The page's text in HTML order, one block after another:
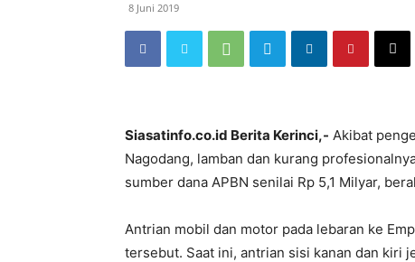
8 Juni 2019
Siasatinfo.co.id Berita Kerinci,- Akibat
Nagodang, lamban dan kurang
sumber dana APBN senilai Rp 5,1 Milyar,
Antrian mobil dan motor pada lebaran ke
tersebut. Saat ini, antrian sisi kanan dan kiri